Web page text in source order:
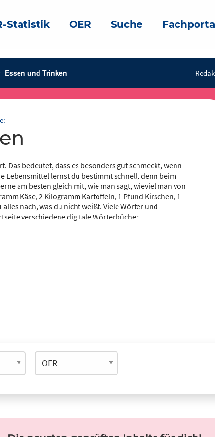
Statistik OER Suche
Essen und Trinken
Das bedeutet, dass es besonders gut schmeckt, wenn
Lebensmittel lernst du bestimmt schnell, denn beim
am besten gleich mit, wie man sagt, wieviel man von
Käse, 2 Kilogramm Kartoffeln, 1 Pfund Kirschen, 1
nach, was du nicht weißt. Viele Wörter und
verschiedene digitale Wörterbücher.